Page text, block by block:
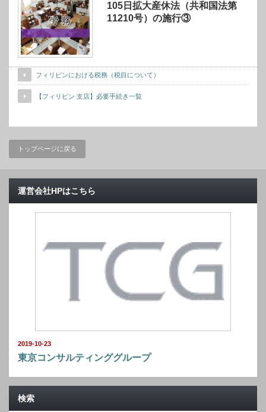
105日拡大産休法（共和国法第
11210号）の施行③
フィリピンにおける税務（税目について）
【フィリピン 支店】必要手続き一覧
トップページに戻る
運営会社HPはこちら
2019-10-23
東京コンサルティンググループ
検索